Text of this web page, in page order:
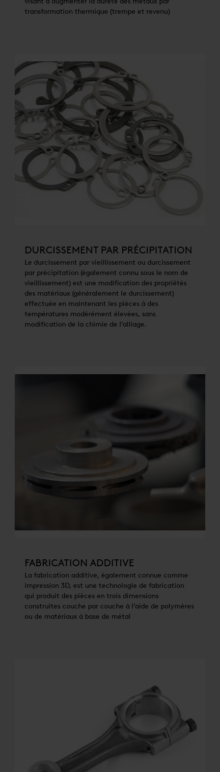
transformation thermique (trempe et revenu)
DURCISSEMENT PAR PRÉCIPITATION
Le durcissement par vieillissement ou durcissement
par précipitation (également connu sous le nom de
vieillissement) est une modification des propriétés
des matériaux (généralement le durcissement)
effectuée en maintenant les pièces à des
températures modérément élevées, sans
modification de la chimie de l’alliage.
FABRICATION ADDITIVE
La fabrication additive, également connue comme
impression 3D, est une technologie de fabrication
qui produit des pièces en trois dimensions
construites couche par couche à l’aide de polymères
ou de matériaux à base de métal